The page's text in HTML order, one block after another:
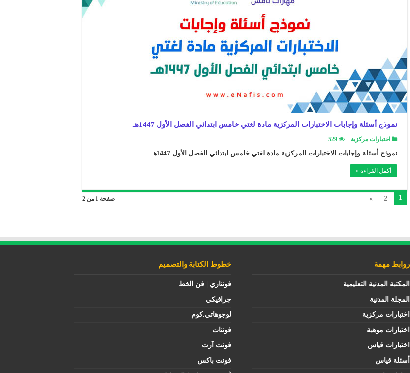
نموذج أسئلة وإجابات الاختبارات المركزية مادة لغتي خامس ابتدائي الفصل الأول 1447هـ
اختبارات مركزية 529
نموذج أسئلة وإجابات الاختبارات المركزية مادة لغتي خامس ابتدائي الفصل الأول 1447هـ ..
أكمل القراءة »
صفحة 1 من 2 1
2
»
روابط مهمة
المكتبة المدنية التعليمية
المجلة المدنية
اختبارات مركزية
اختبارات موهبة
اختبارات قياس
أسئلة قياس
خطوط الكتابة والتصميم
فونتاري | فن الخط
جرافيكي
لوجوهاتي.كوم
فونتات
فونت آرت
فونت باكس